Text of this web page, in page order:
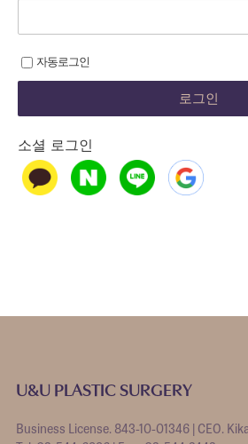
자동로그인
소셜 로그인
U&U PLASTIC SURGERY
Business License. 843-10-01346 | CEO.